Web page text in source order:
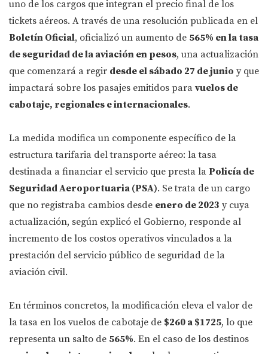
uno de los cargos que integran el precio final de los
tickets aéreos. A través de una resolución publicada en el
Boletín Oficial, oficializó un aumento de 565% en la tasa
de seguridad de la aviación en pesos, una actualización
que comenzará a regir desde el sábado 27 de junio y que
impactará sobre los pasajes emitidos para vuelos de
cabotaje, regionales e internacionales.
La medida modifica un componente específico de la
estructura tarifaria del transporte aéreo: la tasa
destinada a financiar el servicio que presta la Policía de
Seguridad Aeroportuaria (PSA). Se trata de un cargo
que no registraba cambios desde enero de 2023 y cuya
actualización, según explicó el Gobierno, responde al
incremento de los costos operativos vinculados a la
prestación del servicio público de seguridad de la
aviación civil.
En términos concretos, la modificación eleva el valor de
la tasa en los vuelos de cabotaje de $260 a $1725, lo que
representa un salto de 565%. En el caso de los destinos